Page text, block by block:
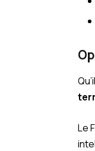
Le